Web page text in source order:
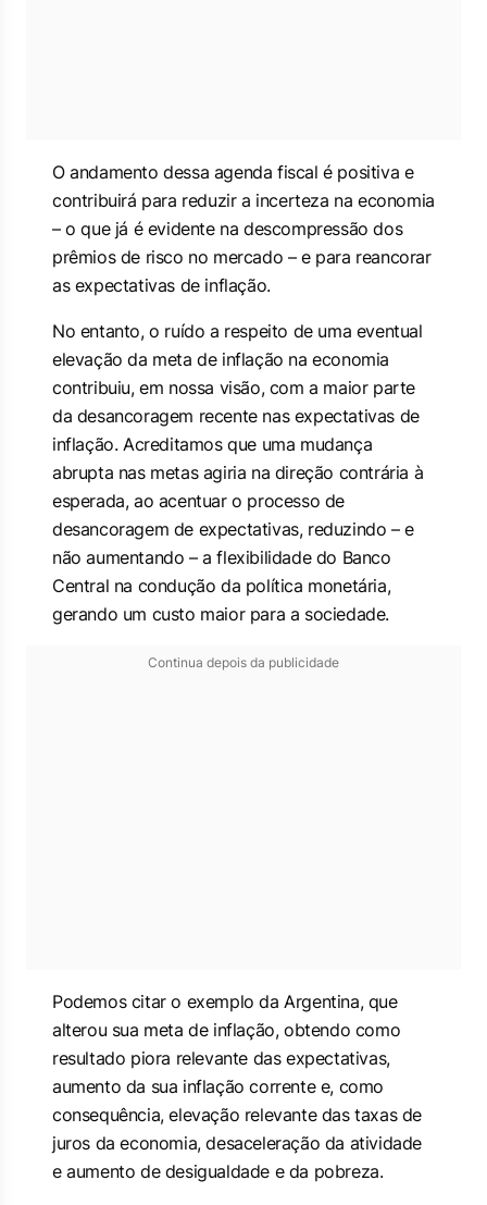
O andamento dessa agenda fiscal é positiva e
contribuirá para reduzir a incerteza na economia
– o que já é evidente na descompressão dos
prêmios de risco no mercado – e para reancorar
as expectativas de inflação.
No entanto, o ruído a respeito de uma eventual
elevação da meta de inflação na economia
contribuiu, em nossa visão, com a maior parte
da desancoragem recente nas expectativas de
inflação. Acreditamos que uma mudança
abrupta nas metas agiria na direção contrária à
esperada, ao acentuar o processo de
desancoragem de expectativas, reduzindo – e
não aumentando – a flexibilidade do Banco
Central na condução da política monetária,
gerando um custo maior para a sociedade.
Continua depois da publicidade
Podemos citar o exemplo da Argentina, que
alterou sua meta de inflação, obtendo como
resultado piora relevante das expectativas,
aumento da sua inflação corrente e, como
consequência, elevação relevante das taxas de
juros da economia, desaceleração da atividade
e aumento de desigualdade e da pobreza.